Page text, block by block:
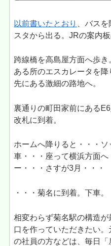
以前書いたとおり
、バス
スタから出る。JRの案内板
跨線橋を高島屋方面へ歩
ある所のエスカレータを
先にある激細の路地へ。
裏通りの町田家前にある
改札に到着。
ホームへ降りると・・・
車・・・座って横浜方面
ー・・・さすが3月・・・
・・・菊名に到着。下車。
相変わらず菊名駅の構造
口を作っていただきたい
の社員の方などは、毎日